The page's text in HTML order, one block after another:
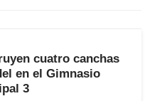
cuatro canchas
en el Gimnasio
3